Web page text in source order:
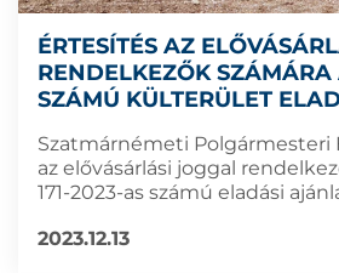
ÉRTESÍTÉS AZ
RENDELKEZŐK SZÁMÁRA
SZÁMÚ KÜLTERÜLET
Szatmárnémeti Polgármesteri
az elővásárlási joggal
171-2023-as számú eladási
2023.12.13